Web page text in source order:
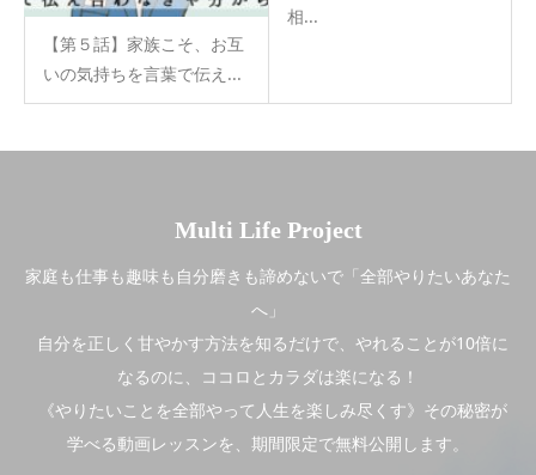
【第５話】家族こそ、お互
いの気持ちを言葉で伝え...
相...
Multi Life Project
家庭も仕事も趣味も自分磨きも諦めないで「全部やりたいあなた
へ」
自分を正しく甘やかす方法を知るだけで、やれることが10倍に
なるのに、ココロとカラダは楽になる！
《やりたいことを全部やって人生を楽しみ尽くす》その秘密が
学べる動画レッスンを、期間限定で無料公開します。